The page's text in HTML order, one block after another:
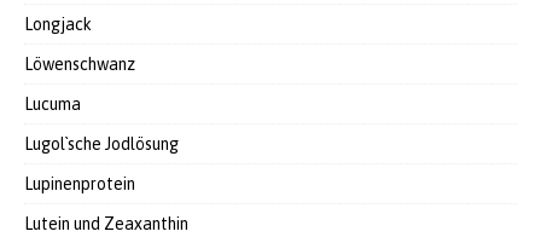
Longjack
Löwenschwanz
Lucuma
Lugol`sche Jodlösung
Lupinenprotein
Lutein und Zeaxanthin